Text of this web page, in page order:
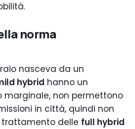
norma
nasceva da un
hybrid hanno un
marginale, non permettono
in città, quindi non
delle full hybrid